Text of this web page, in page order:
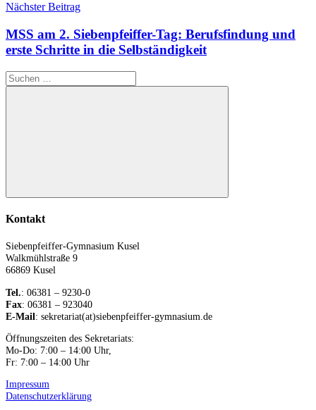
Nächster Beitrag
MSS am 2. Siebenpfeiffer-Tag: Berufsfindung und
erste Schritte in die Selbständigkeit
Suchen
nach:
Suchen
Kontakt
Siebenpfeiffer-Gymnasium Kusel
Walkmühlstraße 9
66869 Kusel
Tel.: 06381 – 9230-0
Fax: 06381 – 923040
E-Mail: sekretariat(at)siebenpfeiffer-gymnasium.de
Öffnungszeiten des Sekretariats:
Mo-Do: 7:00 – 14:00 Uhr,
Fr: 7:00 – 14:00 Uhr
Impressum
Datenschutzerklärung